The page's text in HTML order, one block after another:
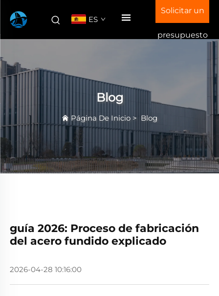
ES
Solicitar un
presupuesto
Blog
Página De Inicio > Blog
guía 2026: Proceso de fabricación
del acero fundido explicado
2026-04-28 10:16:00